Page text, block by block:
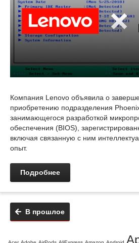
Компания Lenovo объявила о
приобретению подразделения
занимающегося разработкой
обеспечения (BIOS),
включая связанную с ним
опыт.
Подробнее
В прошлое